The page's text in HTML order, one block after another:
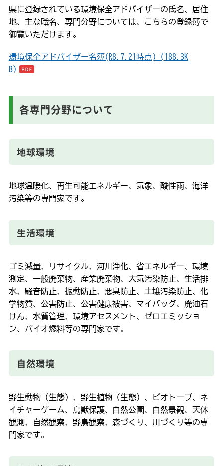
県に登録されている環境保全アドバイザーの氏名、居住
地、主な職名、専門分野については、こちらの登録簿で
御覧いただけます。
環境保全アドバイザー名簿(R8.7.21時点) (188.3K
B)
各専門分野について
地球環境
地球温暖化、再生可能エネルギー、気象、酸性雨、海洋
汚染等の専門家です。
生活環境
ゴミ減量、リサイクル、河川浄化、省エネルギー、環境
測定、一般廃棄物、産業廃棄物、大気汚染防止、生活排
水、騒音防止、振動防止、悪臭防止、土壌汚染防止、化
学物質、公害防止、公害健康被害、マイバッグ、廃油石
けん、水質管理、環境アセスメント、ゼロエミッショ
ン、バイオ燃料等の専門家です。
自然環境
野生動物（生態）、野生植物（生態）、ビオトープ、ネ
イチャーゲーム、鳥獣保護、自然公園、自然景観、天体
観測、自然観察、野鳥観察、森づくり、川づくり等の専
門家です。